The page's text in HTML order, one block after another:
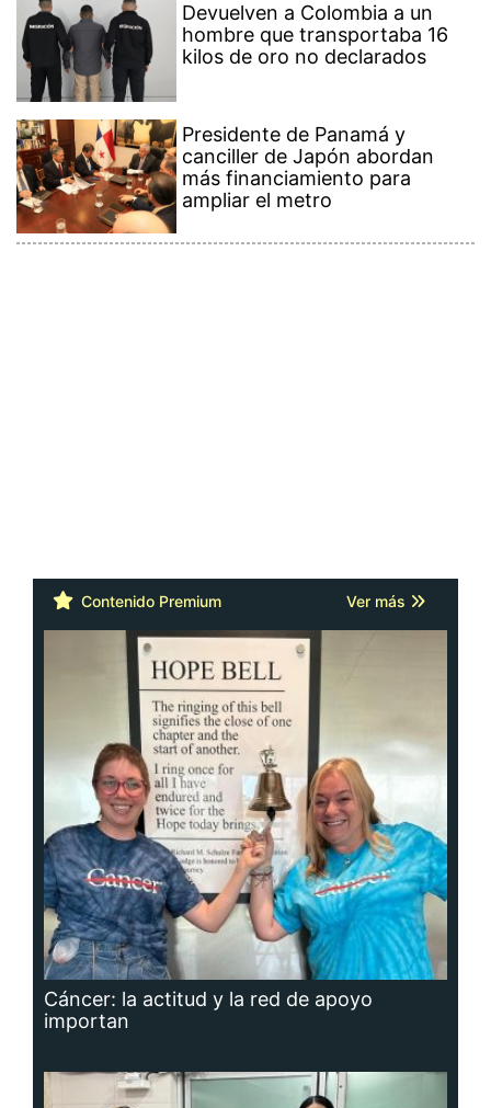
Devuelven a Colombia a un
hombre que transportaba 16
kilos de oro no declarados
Presidente de Panamá y
canciller de Japón abordan
más financiamiento para
ampliar el metro
Contenido Premium Ver más
Cáncer: la actitud y la red de apoyo
importan